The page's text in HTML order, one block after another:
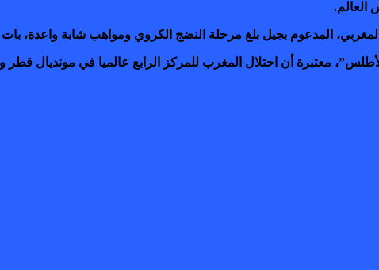
العالم.
المدعوم بجيل بلغ مرحلة النضج الكروي ومواهب شابة واعدة،
معتبرة أن احتلال المغرب للمركز الرابع عالميا في مونديال